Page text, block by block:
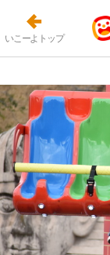
いこーよトップ